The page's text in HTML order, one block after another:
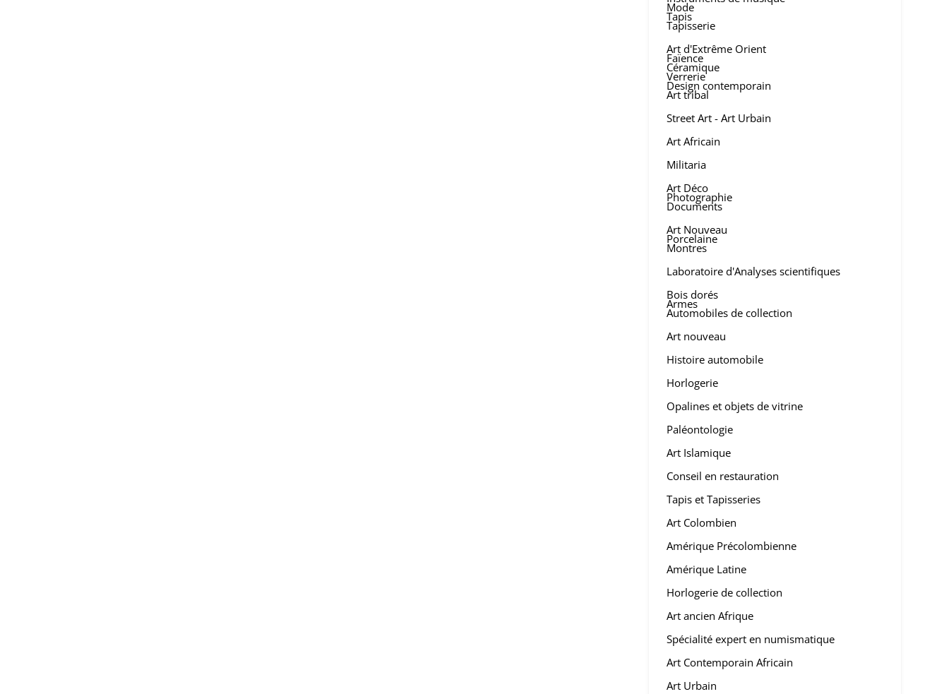
Mode
Tapis
Tapisserie
Art d'Extrême Orient
Faïence
Céramique
Verrerie
Design contemporain
Art tribal
Street Art - Art Urbain
Art Africain
Militaria
Art Déco
Photographie
Documents
Art Nouveau
Porcelaine
Montres
Laboratoire d'Analyses scientifiques
Bois dorés
Armes
Automobiles de collection
Art nouveau
Histoire automobile
Horlogerie
Opalines et objets de vitrine
Paléontologie
Art Islamique
Conseil en restauration
Tapis et Tapisseries
Art Colombien
Amérique Précolombienne
Amérique Latine
Horlogerie de collection
Art ancien Afrique
Spécialité expert en numismatique
Art Contemporain Africain
Art Urbain